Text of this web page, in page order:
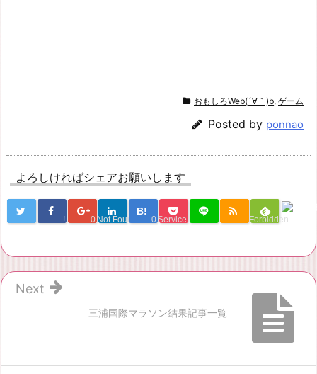
おもしろWeb(´∀｀)b, ゲーム
Posted by ponnao
よろしければシェアお願いします
! 0 Not Found
B!
0 Service Una Forbidden
三浦国際マラソン結果記事一覧
Next